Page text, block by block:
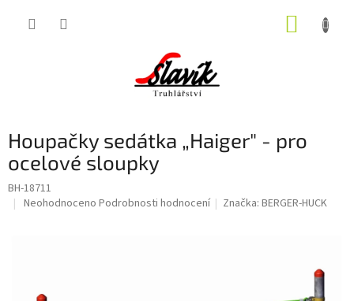
Houpačky sedátka „Haiger" - pro
ocelové sloupky
BH-18711
Průměrné
Neohodnoceno Podrobnosti hodnocení Značka:BERGER-HUCK